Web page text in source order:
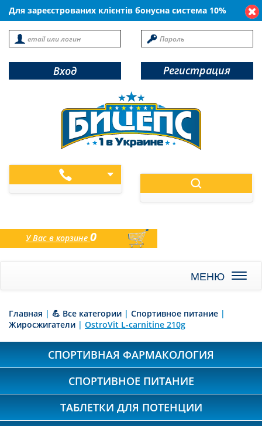
Для зареєстрованих клієнтів бонусна система 10%
Вход Регистрация
У Вас в корзине0
товаров
Главная | 💪 Все категории | Спортивное питание |
Жиросжигатели | OstroVit L-carnitine 210g
СПОРТИВНАЯ ФАРМАКОЛОГИЯ
СПОРТИВНОЕ ПИТАНИЕ
ТАБЛЕТКИ ДЛЯ ПОТЕНЦИИ